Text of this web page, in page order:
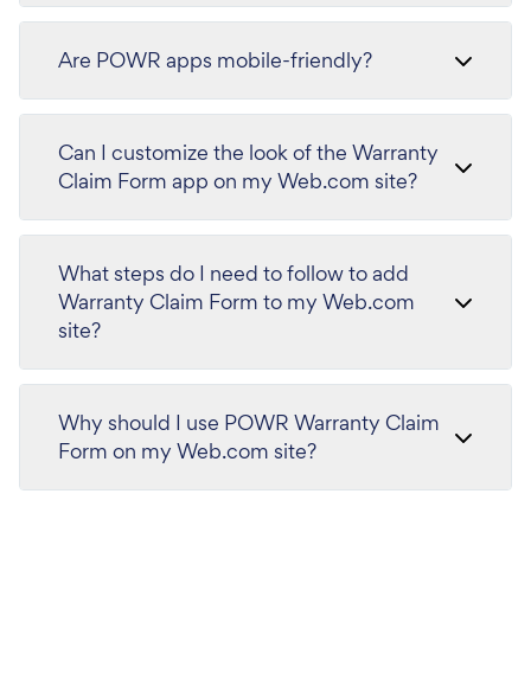
Are POWR apps mobile-friendly?
Can I customize the look of the Warranty
Claim Form app on my Web.com site?
What steps do I need to follow to add
Warranty Claim Form to my Web.com
site?
Why should I use POWR Warranty Claim
Form on my Web.com site?